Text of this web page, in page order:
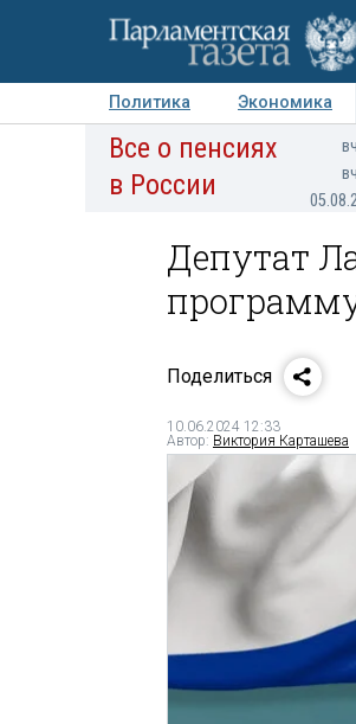
Политика Экономика
Авторы Персоны
Все о пенсиях
в России
Депутат
Поделиться
10.06.2024 12:33
Автор: Виктория Карташева